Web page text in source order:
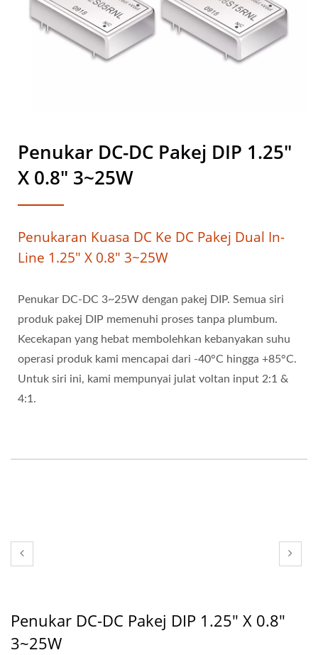
Penukar DC-DC Pakej DIP 1.25"
X 0.8" 3~25W
Penukaran Kuasa DC Ke DC Pakej Dual In-
Line 1.25" X 0.8" 3~25W
Penukar DC-DC 3~25W dengan pakej DIP. Semua siri
produk pakej DIP memenuhi proses tanpa plumbum.
Kecekapan yang hebat membolehkan kebanyakan suhu
operasi produk kami mencapai dari -40°C hingga +85°C.
Untuk siri ini, kami mempunyai julat voltan input 2:1 &
4:1.
Penukar DC-DC Pakej DIP 1.25" X 0.8"
3~25W